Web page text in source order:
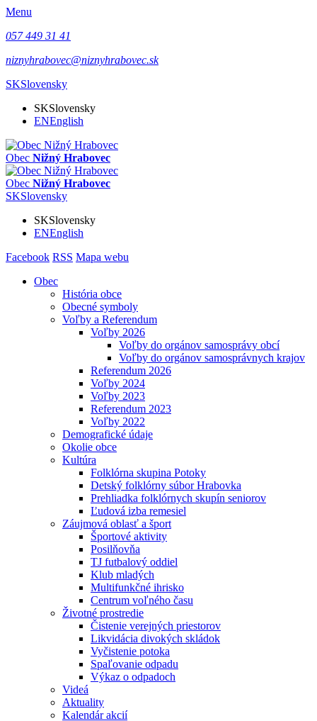
Menu
057 449 31 41
niznyhrabovec@niznyhrabovec.sk
SKSlovensky
SKSlovensky
ENEnglish
Obec Nižný Hrabovec
Obec Nižný Hrabovec
SKSlovensky
SKSlovensky
ENEnglish
Facebook RSS Mapa webu
Obec
História obce
Obecné symboly
Voľby a Referendum
Voľby 2026
Voľby do orgánov samosprávy obcí
Voľby do orgánov samosprávnych krajov
Referendum 2026
Voľby 2024
Voľby 2023
Referendum 2023
Voľby 2022
Demografické údaje
Okolie obce
Kultúra
Folklórna skupina Potoky
Detský folklórny súbor Hrabovka
Prehliadka folklórnych skupín seniorov
Ľudová izba remesiel
Záujmová oblasť a šport
Športové aktivity
Posilňovňa
TJ futbalový oddiel
Klub mladých
Multifunkčné ihrisko
Centrum voľného času
Životné prostredie
Čistenie verejných priestorov
Likvidácia divokých skládok
Vyčistenie potoka
Spaľovanie odpadu
Výkaz o odpadoch
Videá
Aktuality
Kalendár akcií